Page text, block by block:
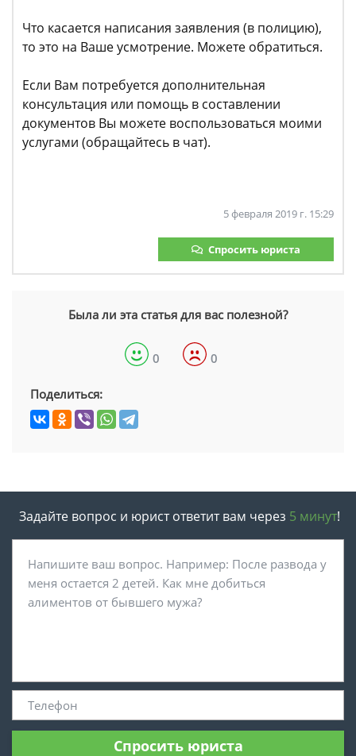
Что касается написания заявления (в полицию),
то это на Ваше усмотрение. Можете обратиться.
Если Вам потребуется дополнительная
консультация или помощь в составлении
документов Вы можете воспользоваться моими
услугами (обращайтесь в чат).
5 февраля 2019 г. 15:29
Спросить юриста
Была ли эта статья для вас полезной?
0 0
Поделиться:
Задайте вопрос и юрист ответит вам через 5 минут!
Спросить юриста